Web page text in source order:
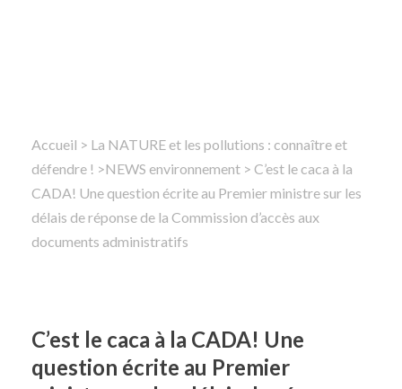
Rechercher
Accueil > La NATURE et les pollutions : connaître et
défendre ! >NEWS environnement > C’est le caca à la
CADA! Une question écrite au Premier ministre sur les
délais de réponse de la Commission d’accès aux
documents administratifs
C’est le caca à la CADA! Une
question écrite au Premier